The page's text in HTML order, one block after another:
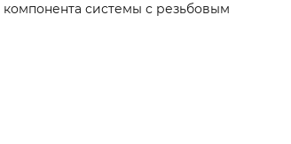
системы с резьбовым